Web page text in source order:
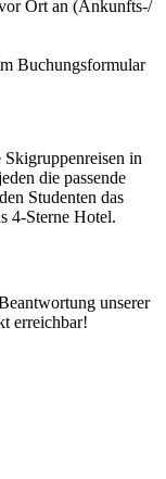
Ort an (Ankunfts-/
Buchungsformular
in
die passende
Studenten das
4-Sterne Hotel.
unserer
erreichbar!